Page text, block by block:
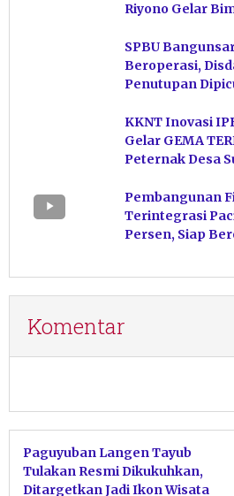
Riyono Gelar
SPBU
Beroperasi,
Penutupan
KKNT Inovasi
Gelar GEMA
Peternak Desa
Pembangunan
Terintegrasi
Persen, Siap
Komentar
Paguyuban Langen Tayub
Tulakan Resmi Dikukuhkan,
Ditargetkan Jadi Ikon Wisata